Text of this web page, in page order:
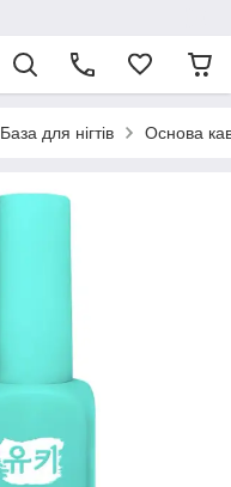
База для нігтів Основа